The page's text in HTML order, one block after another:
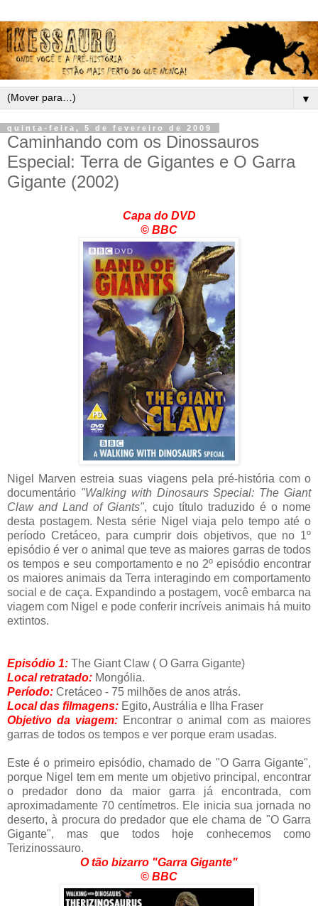
▼
quinta-feira, 5 de fevereiro de 2009
Caminhando com os Dinossauros
Especial: Terra de Gigantes e O Garra
Gigante (2002)
Capa do DVD
© BBC
Nigel Marven estreia suas viagens pela pré-história com o
documentário "Walking with Dinosaurs Special: The Giant
Claw and Land of Giants", cujo título traduzido é o nome
desta postagem. Nesta série Nigel viaja pelo tempo até o
período Cretáceo, para cumprir dois objetivos, que no 1º
episódio é ver o animal que teve as maiores garras de todos
os tempos e seu comportamento e no 2º episódio encontrar
os maiores animais da Terra interagindo em comportamento
social e de caça. Expandindo a postagem, você embarca na
viagem com Nigel e pode conferir incríveis animais há muito
extintos.
Episódio 1: The Giant Claw ( O Garra Gigante)
Local retratado: Mongólia.
Período: Cretáceo - 75 milhões de anos atrás.
Local das filmagens: Egito, Austrália e Ilha Fraser
Objetivo da viagem: Encontrar o animal com as maiores
garras de todos os tempos e ver porque eram usadas.
Este é o primeiro episódio, chamado de "O Garra Gigante",
porque Nigel tem em mente um objetivo principal, encontrar
o predador dono da maior garra já encontrada, com
aproximadamente 70 centímetros. Ele inicia sua jornada no
deserto, à procura do predador que ele chama de "O Garra
Gigante", mas que todos hoje conhecemos como
Terizinossauro.
O tão bizarro "Garra Gigante"
© BBC